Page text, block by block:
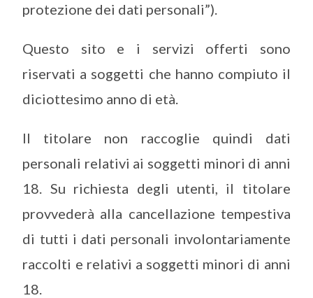
protezione dei dati personali”).
Questo sito e i servizi offerti sono
riservati a soggetti che hanno compiuto il
diciottesimo anno di età.
Il titolare non raccoglie quindi dati
personali relativi ai soggetti minori di anni
18. Su richiesta degli utenti, il titolare
provvederà alla cancellazione tempestiva
di tutti i dati personali involontariamente
raccolti e relativi a soggetti minori di anni
18.